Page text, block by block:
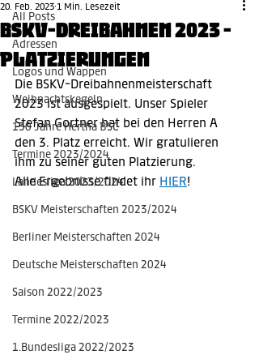
All Posts
Adressen
Logos und Wappen
Weihnachtskegeln
130 Jahre Hertha BSC
Termine 2023/2024
Landesliga 2023/2024
BSKV Meisterschaften 2023/2024
Berliner Meisterschaften 2024
Deutsche Meisterschaften 2024
Saison 2022/2023
Termine 2022/2023
1.Bundesliga 2022/2023
BSKV-Dreibahnen 2023 -
Platzierungen
20. Feb. 2023 1 Min. Lesezeit
Die BSKV-Dreibahnenmeisterschaft
2023 ist ausgespielt. Unser Spieler
Stefan Gortner hat bei den Herren A
den 3. Platz erreicht. Wir gratulieren
ihm zu seiner guten Platzierung.
Alle Ergebnisse findet ihr HIER!